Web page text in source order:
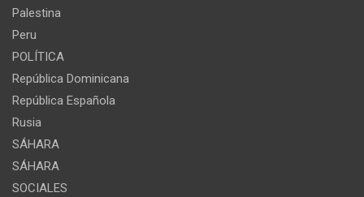
Palestina
Peru
POLÍTICA
República Dominicana
República Española
Rusia
SÁHARA
SÁHARA
SOCIALES